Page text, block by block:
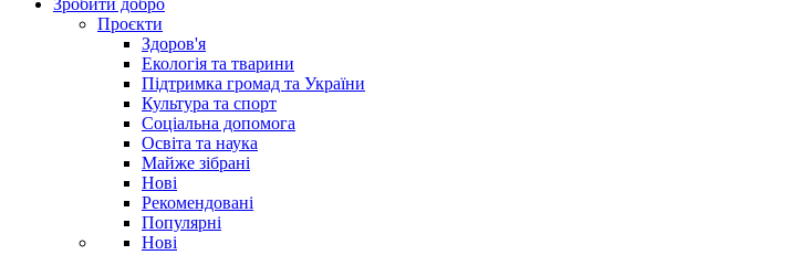
Зробити добро
Проєкти
Здоров'я
Екологія та тварини
Підтримка громад та України
Культура та спорт
Соціальна допомога
Освіта та наука
Майже зібрані
Нові
Рекомендовані
Популярні
Нові